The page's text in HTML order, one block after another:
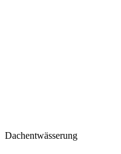
Dachentwässerung